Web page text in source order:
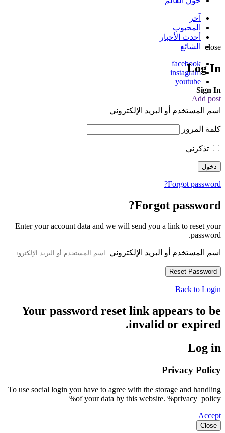
آخر
المحبوب
أحدث الأخبار
الشائع
facebook
instagram
youtube
Add post
close
Log In
Sign In
اسم المستخدم أو البريد الإلكتروني
كلمة المرور
تذكرني
Forgot password?
Forgot password?
Enter your account data and we will send you a link to reset your
password.
اسم المستخدم أو البريد الإلكتروني
Back to Login
Your password reset link appears to be
invalid or expired.
Log in
Privacy Policy
To use social login you have to agree with the storage and handling
of your data by this website. %privacy_policy%
Accept
Close